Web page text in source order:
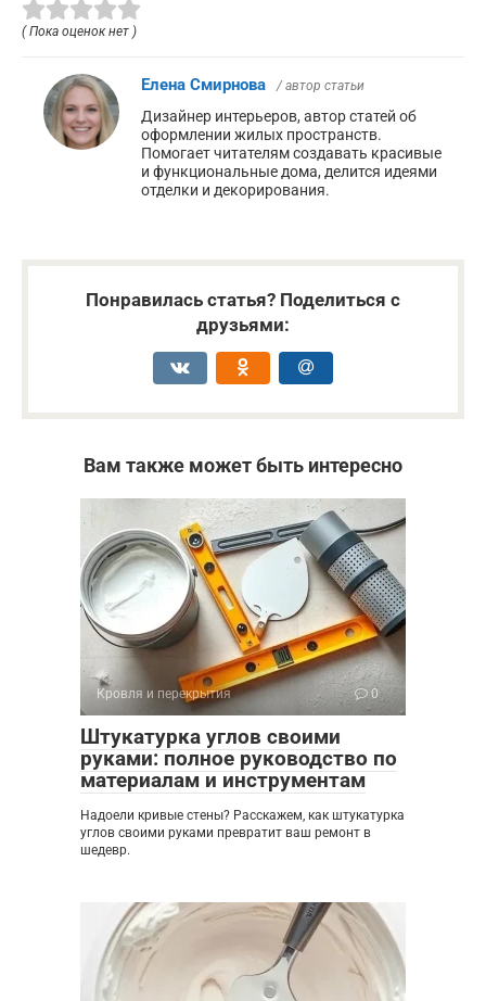
( Пока оценок нет )
Елена Смирнова / автор статьи
Дизайнер интерьеров, автор статей об
оформлении жилых пространств.
Помогает читателям создавать красивые
и функциональные дома, делится идеями
отделки и декорирования.
Понравилась статья? Поделиться с
друзьями:
Вам также может быть интересно
Кровля и перекрытия 0
Штукатурка углов своими
руками: полное руководство по
материалам и инструментам
Надоели кривые стены? Расскажем, как штукатурка
углов своими руками превратит ваш ремонт в
шедевр.